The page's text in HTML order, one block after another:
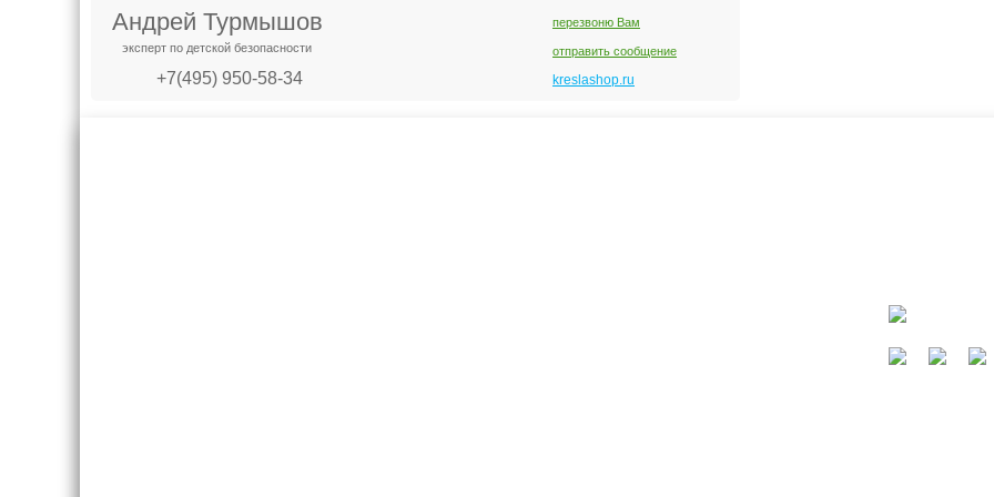
Андрей Турмышов
эксперт по детской безопасности
+7(495) 950-58-34
перезвоню Вам
отправить сообщение
kreslashop.ru